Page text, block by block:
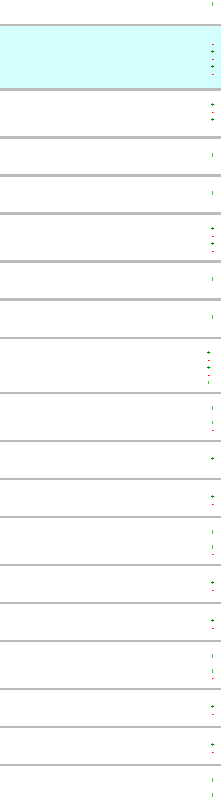
+
-
-
+
-
+
-
+
-
+
-
+
-
+
-
+
-
+
-
+
-
+
-
+
-
+
-
+
+
-
+
-
+
-
+
-
+
-
+
-
+
-
+
-
+
-
+
-
+
-
+
-
+
-
+
-